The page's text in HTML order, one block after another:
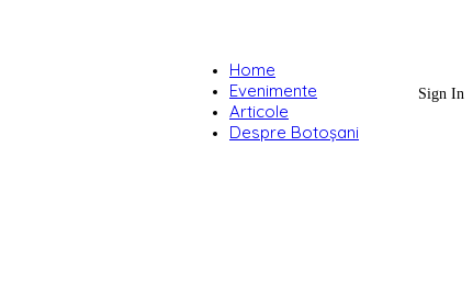
Sign In
Home
Evenimente
Articole
Despre Botoșani